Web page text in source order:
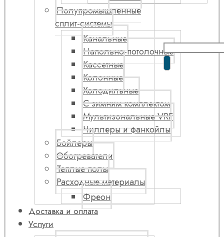
Полупромышленные
сплит-системы
Канальные
Напольно-потолочные
Кассетные
Колонные
Холодильные
С зимним комплектом
Мультизональные VRF
Чиллеры и фанкойлы
Бойлеры
Обогреватели
Теплые полы
Расходные материалы
Фреон
Доставка и оплата
Услуги